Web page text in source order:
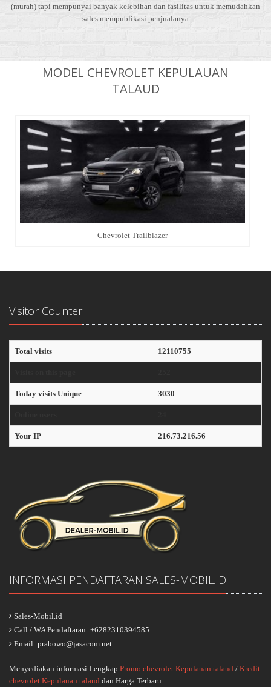
(murah) tapi mempunyai banyak kelebihan dan fasilitas untuk memudahkan
sales mempublikasi penjualanya
MODEL CHEVROLET KEPULAUAN
TALAUD
Chevrolet Trailblazer
Visitor Counter
Total visits 12110755
Today visits Unique 3030
Your IP 216.73.216.56
INFORMASI PENDAFTARAN SALES-MOBIL.ID
Sales-Mobil.id
Call / WA Pendaftaran: +6282310394585
Email: prabowo@jasacom.net
Menyediakan informasi Lengkap Promo chevrolet Kepulauan talaud / Kredit
chevrolet Kepulauan talaud dan Harga Terbaru